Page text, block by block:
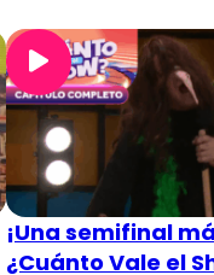
¡Una semifinal
¿Cuánto Vale el